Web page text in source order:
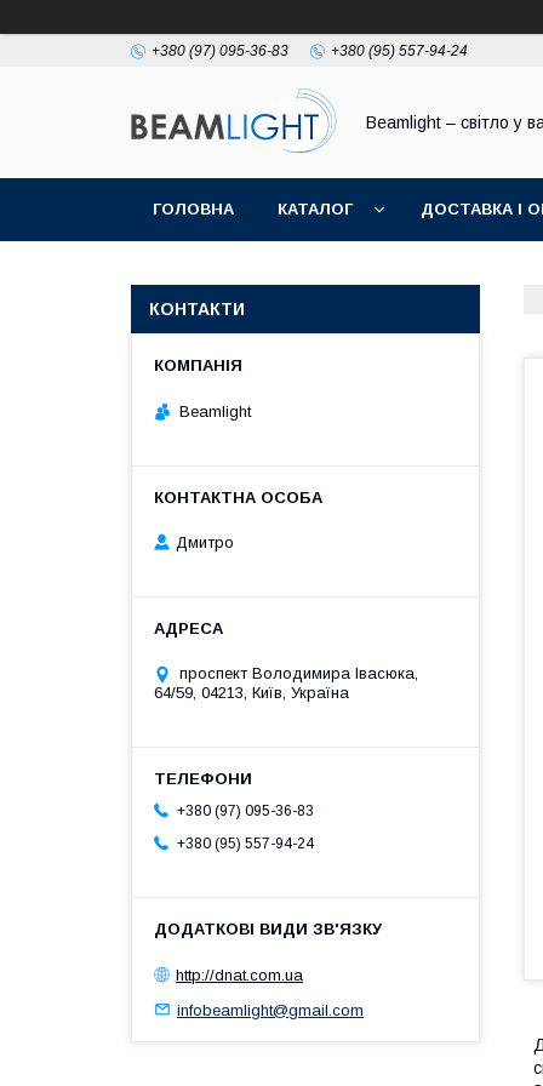
+380 (97) 095-36-83 +380 (95) 557-94-24
Beamlight – світло у
ГОЛОВНА КАТАЛОГ ДОСТАВКА І
КОНТАКТИ
Beamlight
Дмитро
проспект Володимира Івасюка,
64/59, 04213, Київ, Україна
+380 (97) 095-36-83
+380 (95) 557-94-24
http://dnat.com.ua
infobeamlight@gmail.com